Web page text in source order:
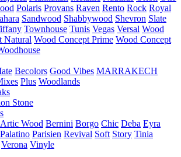
Polaris Provans Raven Rento Rock Royal
Sandwood Shabbywood Shevron Slate
Townhouse Tunis Vegas Versal Wood
Natural Wood Concept Prime Wood Concept
Becolors Good Vibes MARRAKECH
Plus Woodlands
Stone
Artic Wood Bernini Borgo Chic Deba Eyra
Palatino Parisien Revival Soft Story Tinia
Verona Vinyle